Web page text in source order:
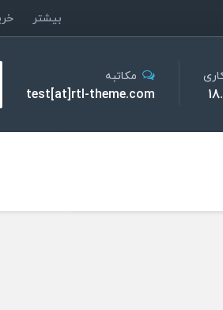
بیشتر
مکاتبه
test[at]rtl-theme.com